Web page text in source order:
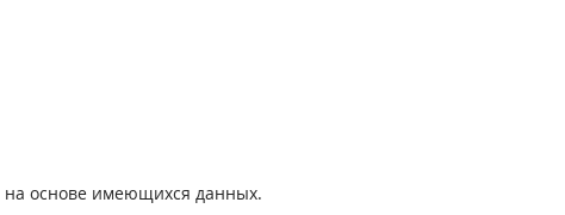
на основе имеющихся данных.